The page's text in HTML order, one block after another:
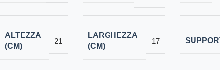
ALTEZZA
(CM)
21
LARGHEZZA
(CM)
17